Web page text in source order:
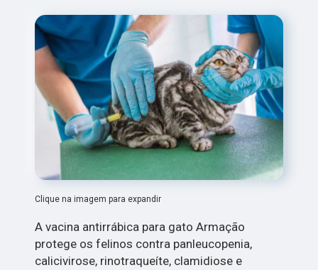
Clique na imagem para expandir
A vacina antirrábica para gato Armação
protege os felinos contra panleucopenia,
calicivirose, rinotraqueíte, clamidiose e